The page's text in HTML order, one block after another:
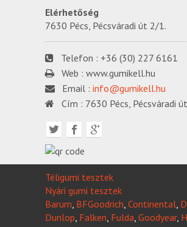
Elérhetőség
7630 Pécs, Pécsváradi út 2/1.
Telefon : +36 (30) 227 6161
Web : www.gumikell.hu
Email : info@gumikell.hu
Cím : 7630 Pécs, Pécsváradi
Téligumi tesztek
Nyári gumi tesztek
Barum, BFGoodrich, Continental,
Dunlop, Falken, Fulda, Goodyear,